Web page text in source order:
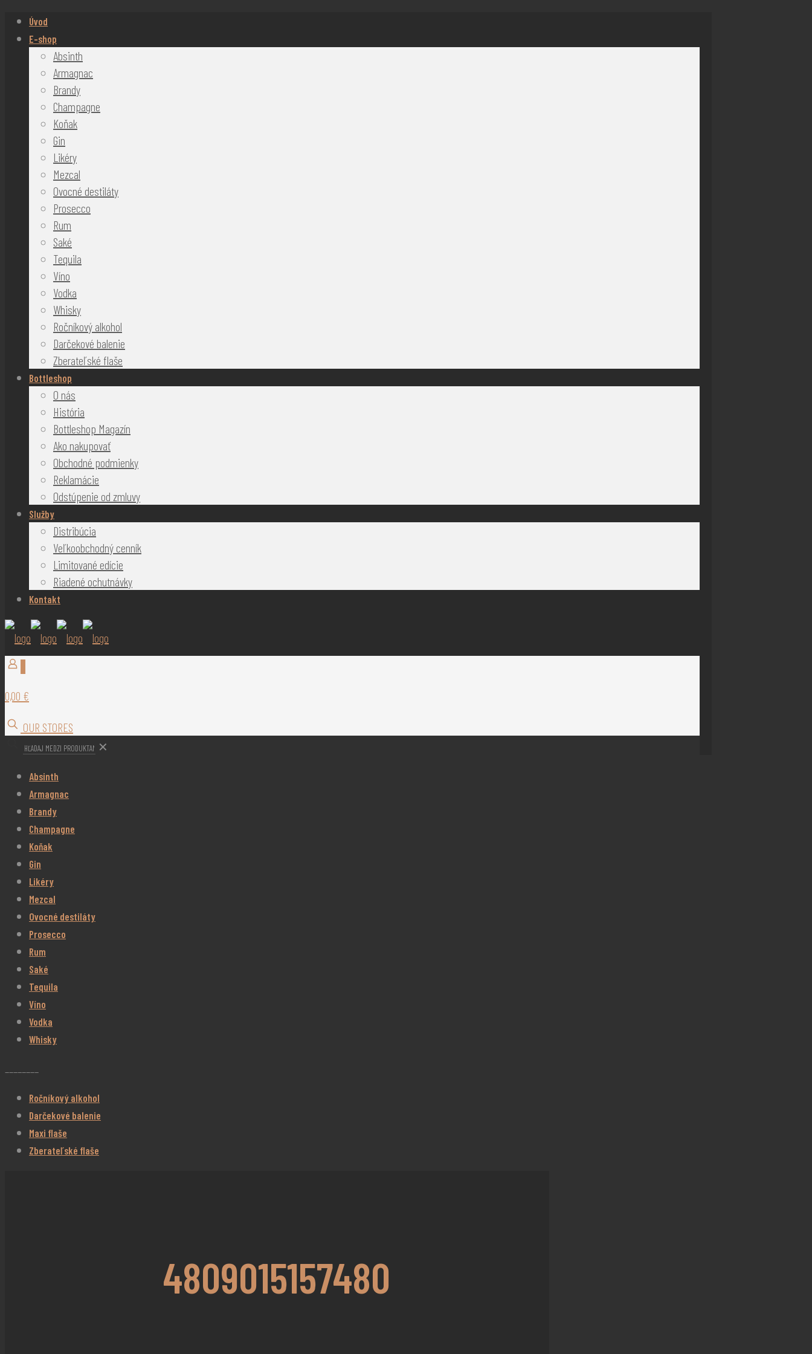
Úvod
E-shop
Absinth
Armagnac
Brandy
Champagne
Koňak
Gin
Likéry
Mezcal
Ovocné destiláty
Prosecco
Rum
Saké
Tequila
Víno
Vodka
Whisky
Ročníkový alkohol
Darčekové balenie
Zberateľské flaše
Bottleshop
O nás
História
Bottleshop Magazín
Ako nakupovať
Obchodné podmienky
Reklamácie
Odstúpenie od zmluvy
Služby
Distribúcia
Veľkoobchodný cenník
Limitované edície
Riadené ochutnávky
Kontakt
0,00 €
OUR STORES
✕
Absinth
Armagnac
Brandy
Champagne
Koňak
Gin
Likéry
Mezcal
Ovocné destiláty
Prosecco
Rum
Saké
Tequila
Víno
Vodka
Whisky
Ročníkový alkohol
Darčekové balenie
Maxi flaše
Zberateľské flaše
4809015157480